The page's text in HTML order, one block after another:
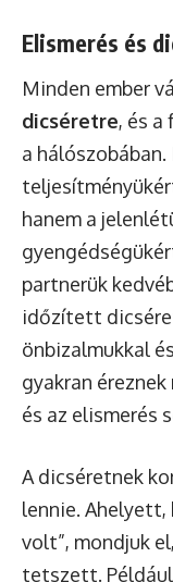
Elismerés és
Minden ember
dicséretre, és a
a
hanem a
partnerük
időzített
önbizalmukkal
gyakran
és az elismerés
A dicséretnek
lennie. Ahelyett,
volt”, mondjuk
tetszett.